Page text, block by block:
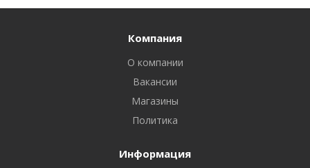
Компания
О компании
Вакансии
Магазины
Политика
Информация